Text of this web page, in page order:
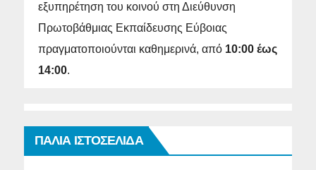
εξυπηρέτηση του κοινού στη Διεύθυνση
Πρωτοβάθμιας Εκπαίδευσης Εύβοιας
πραγματοποιούνται καθημερινά, από 10:00 έως
14:00.
ΠΑΛΙΑ ΙΣΤΟΣΕΛΙΔΑ